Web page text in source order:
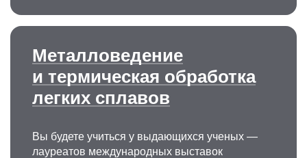
Металловедение
и термическая обработка
легких сплавов
Вы будете учиться у выдающихся ученых —
лауреатов международных выставок